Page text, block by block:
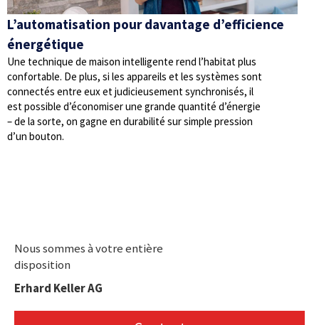
L’automatisation pour davantage d’efficience
énergétique
Une technique de maison intelligente rend l’habitat plus
confortable. De plus, si les appareils et les systèmes sont
connectés entre eux et judicieusement synchronisés, il
est possible d’économiser une grande quantité d’énergie
– de la sorte, on gagne en durabilité sur simple pression
d’un bouton.
Nous sommes à votre entière
disposition
Erhard Keller AG